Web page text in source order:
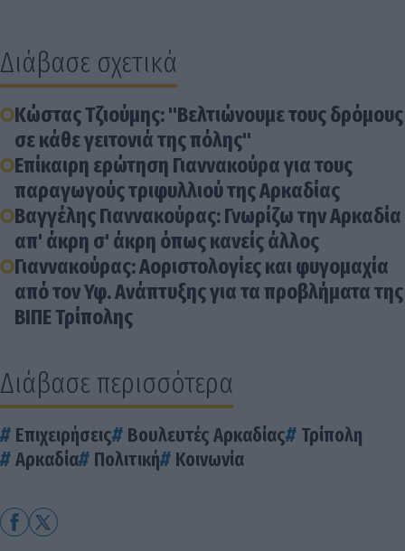
Διάβασε σχετικά
Κώστας Τζιούμης: "Βελτιώνουμε τους δρόμους
σε κάθε γειτονιά της πόλης"
Επίκαιρη ερώτηση Γιαννακούρα για τους
παραγωγούς τριφυλλιού της Αρκαδίας
Βαγγέλης Γιαννακούρας: Γνωρίζω την Αρκαδία
απ' άκρη σ' άκρη όπως κανείς άλλος
Γιαννακούρας: Αοριστολογίες και φυγομαχία
από τον Υφ. Ανάπτυξης για τα προβλήματα της
ΒΙΠΕ Τρίπολης
Διάβασε περισσότερα
Επιχειρήσεις Βουλευτές Αρκαδίας
Τρίπολη
Αρκαδία
Πολιτική Κοινωνία